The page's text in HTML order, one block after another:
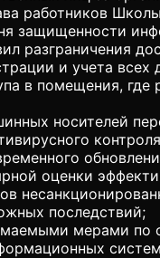
работников
защищенности
разграничения
и учета
в помещения,
носителей
оценки
последствий;
мерами по